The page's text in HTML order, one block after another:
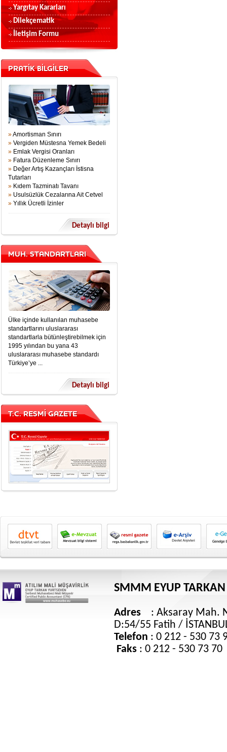
Yargıtay Kararları
Dilekçematik
İletişim Formu
PRATİK BİLGİLER
»Amortisman Sınırı
» Vergiden Müstesna Yemek Bedeli
» Emlak Vergisi Oranları
» Fatura Düzenleme Sınırı
» Değer Artış Kazançları İstisna
Tutarları
» Kıdem Tazminatı Tavanı
» Usulsüzlük Cezalarına Ait Cetvel
» Yıllık Ücretli İzinler
Detaylı bilgi
MUH. STANDARTLARI
Ülke içinde kullanılan muhasebe
standartlarını uluslararası
standartlarla bütünleştirebilmek için
1995 yılından bu yana 43
uluslararası muhasebe standardı
Türkiye’ye ...
Detaylı bilgi
T.C. RESMİ GAZETE
SMMM EYUP TARKAN
Adres
: Aksaray Mah.
D:54/55 Fatih /
Telefon : 0 212 - 530
Faks : 0 212 - 530 73 70